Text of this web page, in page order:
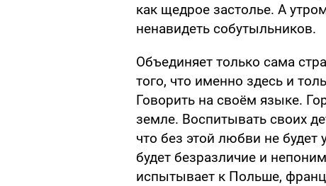
как щедрое застолье. А
ненавидеть собутыльников.
Объединяет только сама
того, что именно здесь и
Говорить на своём языке.
земле. Воспитывать своих
что без этой любви не
будет безразличие и
испытывает к Польше,